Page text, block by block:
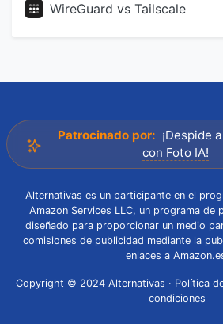
WireGuard vs Tailscale
Patrocinado por: ¡Despide
con Foto IA!
Alternativas es un participante en el
Amazon Services LLC, un programa de
diseñado para proporcionar un medio
comisiones de publicidad mediante la
enlaces a
Copyright © 2024 Alternativas · Política
condiciones